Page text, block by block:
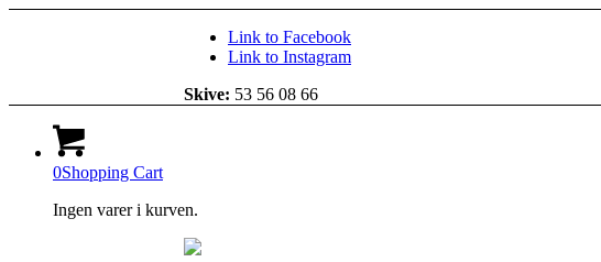
Link to Facebook
Link to Instagram
Skive: 53 56 08 66
0Shopping Cart
Ingen varer i kurven.